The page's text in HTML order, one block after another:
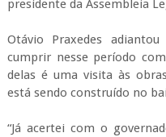
presidente da Assembleia
Otávio Praxedes
cumprir nesse período
delas é uma visita às
está sendo construído no
“Já acertei com o